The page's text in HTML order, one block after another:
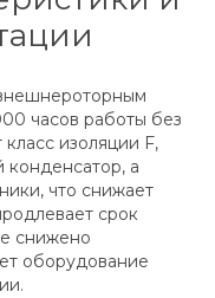
часов работы без
изоляции F,
конденсатор, а
что снижает
срок
снижено
оборудование